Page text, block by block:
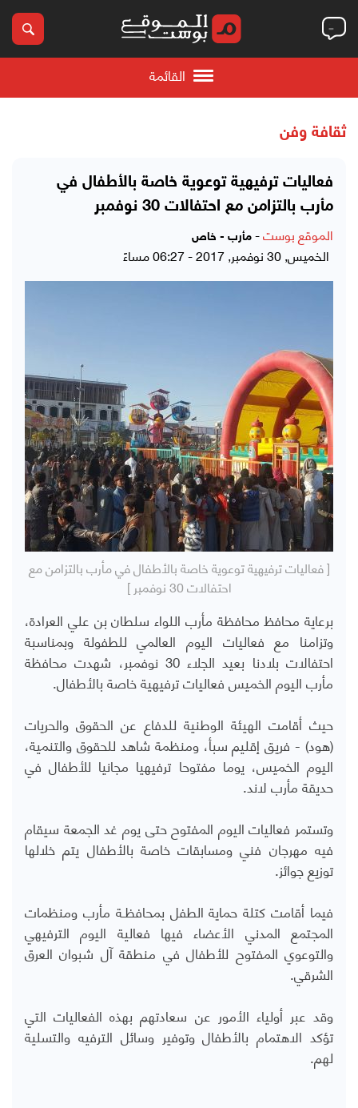
القائمة
ثقافة وفن
فعاليات ترفيهية توعوية خاصة بالأطفال في
مأرب بالتزامن مع احتفالات 30 نوفمبر
الموقع بوست- مأرب - خاص
الخميس, 30 نوفمبر, 2017 - 06:27 مساءً
[ فعاليات ترفيهية توعوية خاصة بالأطفال في مأرب بالتزامن مع
احتفالات 30 نوفمبر ]
برعاية محافظ محافظة مأرب اللواء سلطان بن علي العرادة،
وتزامنا مع فعاليات اليوم العالمي للطفولة وبمناسبة
احتفالات بلادنا بعيد الجلاء 30 نوفمبر، شهدت محافظة
مأرب اليوم الخميس فعاليات ترفيهية خاصة بالأطفال.
حيث أقامت الهيئة الوطنية للدفاع عن الحقوق والحريات
(هود) - فريق إقليم سبأ، ومنظمة شاهد للحقوق والتنمية،
اليوم الخميس، يوما مفتوحا ترفيهيا مجانيا للأطفال في
حديقة مأرب لاند.
وتستمر فعاليات اليوم المفتوح حتى يوم غد الجمعة سيقام
فيه مهرجان فني ومسابقات خاصة بالأطفال يتم خلالها
توزيع جوائز.
فيما أقامت كتلة حماية الطفل بمحافظـة مأرب ومنظمات
المجتمع المدني الأعضاء فيها فعالية اليوم الترفيهي
والتوعوي المفتوح للأطفال في منطقة آل شبوان العرق
الشرقي.
وقد عبر أولياء الأمور عن سعادتهم بهذه الفعاليات التي
تؤكد الاهتمام بالأطفال وتوفير وسائل الترفيه والتسلية
لهم.